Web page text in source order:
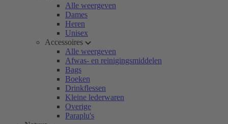
Alle weergeven
Dames
Heren
Unisex
Accessoires
Alle weergeven
Afwas- en reinigingsmiddelen
Bags
Boeken
Drinkflessen
Kleine lederwaren
Overige
Paraplu's